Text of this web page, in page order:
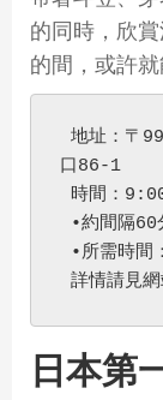
的同時，欣
的間，或許
口86-1
時間：
•約間隔60
•所需時間
詳情請見
日 本第